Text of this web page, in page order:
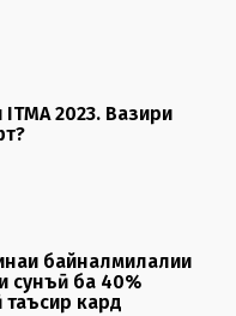
2023. Вазири
байналмилалии
сунъӣ ба 40%
таъсир кард